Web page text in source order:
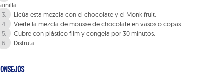
Licúa esta mezcla con el chocolate y el Monk fruit.
Vierte la mezcla de mousse de chocolate en vasos o copas.
Cubre con plástico film y congela por 30 minutos.
Disfruta.